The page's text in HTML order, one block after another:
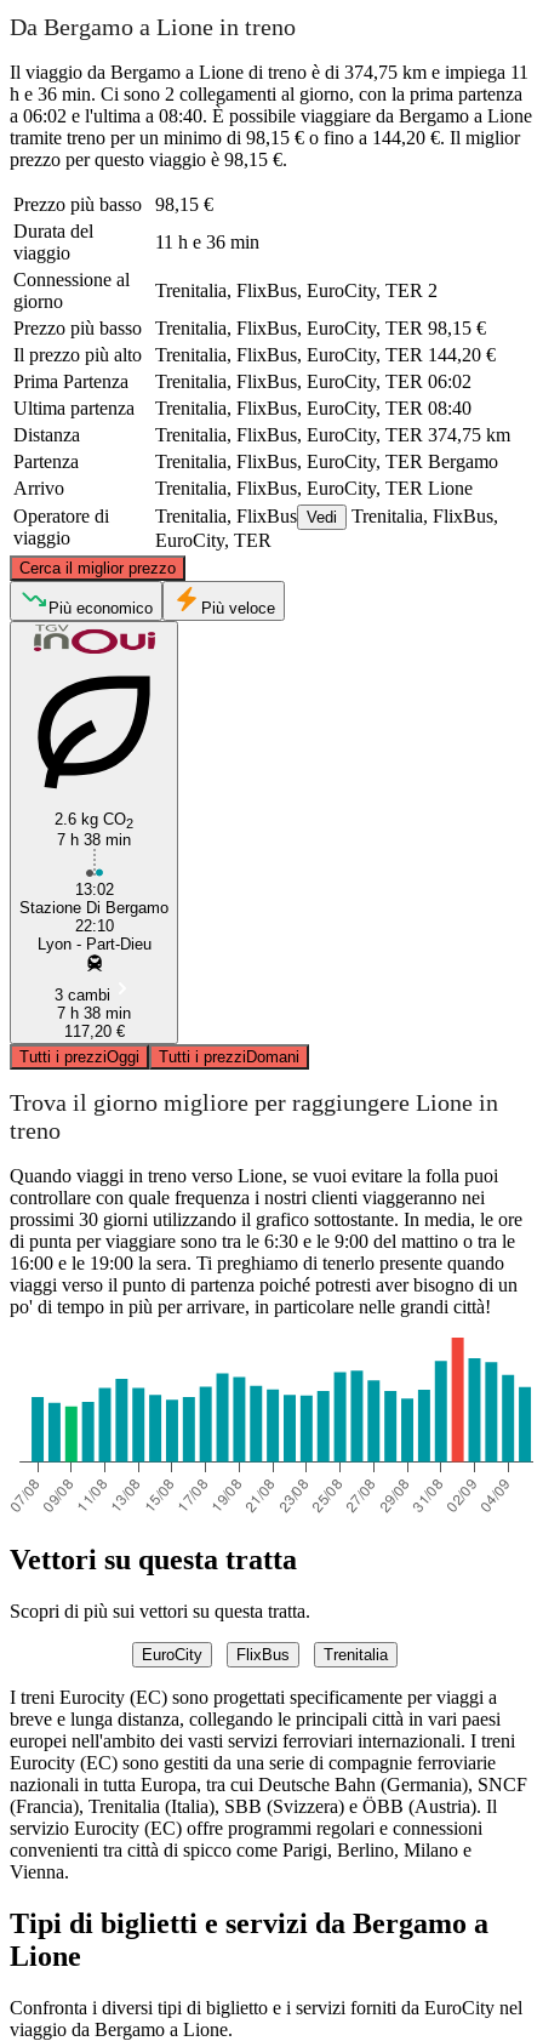
Da Bergamo a Lione in treno
Il viaggio da Bergamo a Lione di treno è di 374,75 km e impiega 11
h e 36 min. Ci sono 2 collegamenti al giorno, con la prima partenza
a 06:02 e l'ultima a 08:40. È possibile viaggiare da Bergamo a Lione
tramite treno per un minimo di 98,15 € o fino a 144,20 €. Il miglior
prezzo per questo viaggio è 98,15 €.
Prezzo più basso
98,15 €
Durata del
viaggio
11 h e 36 min
Connessione al
giorno
Trenitalia, FlixBus, EuroCity, TER 2
Prezzo più basso
Trenitalia, FlixBus, EuroCity, TER 98,15 €
Il prezzo più alto
Trenitalia, FlixBus, EuroCity, TER 144,20 €
Prima Partenza
Trenitalia, FlixBus, EuroCity, TER 06:02
Ultima partenza
Trenitalia, FlixBus, EuroCity, TER 08:40
Distanza
Trenitalia, FlixBus, EuroCity, TER 374,75 km
Partenza
Trenitalia, FlixBus, EuroCity, TER Bergamo
Arrivo
Trenitalia, FlixBus, EuroCity, TER Lione
Operatore di
viaggio
Trenitalia, FlixBus Vedi
Trenitalia, FlixBus,
EuroCity, TER
Cerca il miglior prezzo
Lyon
Più economico Più veloce
2.6 kg CO2
7 h 38 min
13:02
Stazione Di Bergamo
22:10
Lyon - Part-Dieu
3 cambi
7 h 38 min
117,20 €
Tutti i prezziOggi Tutti i prezziDomani
Trova il giorno migliore per raggiungere Lione in
treno
Quando viaggi in treno verso Lione, se vuoi evitare la folla puoi
controllare con quale frequenza i nostri clienti viaggeranno nei
prossimi 30 giorni utilizzando il grafico sottostante. In media, le ore
di punta per viaggiare sono tra le 6:30 e le 9:00 del mattino o tra le
16:00 e le 19:00 la sera. Ti preghiamo di tenerlo presente quando
viaggi verso il punto di partenza poiché potresti aver bisogno di un
po' di tempo in più per arrivare, in particolare nelle grandi città!
Vettori su questa tratta
Scopri di più sui vettori su questa tratta.
EuroCity FlixBus Trenitalia
I treni Eurocity (EC) sono progettati specificamente per viaggi a
breve e lunga distanza, collegando le principali città in vari paesi
europei nell'ambito dei vasti servizi ferroviari internazionali. I treni
Eurocity (EC) sono gestiti da una serie di compagnie ferroviarie
nazionali in tutta Europa, tra cui Deutsche Bahn (Germania), SNCF
(Francia), Trenitalia (Italia), SBB (Svizzera) e ÖBB (Austria). Il
servizio Eurocity (EC) offre programmi regolari e connessioni
convenienti tra città di spicco come Parigi, Berlino, Milano e
Vienna.
Tipi di biglietti e servizi da Bergamo a
Lione
Confronta i diversi tipi di biglietto e i servizi forniti da EuroCity nel
viaggio da Bergamo a Lione.